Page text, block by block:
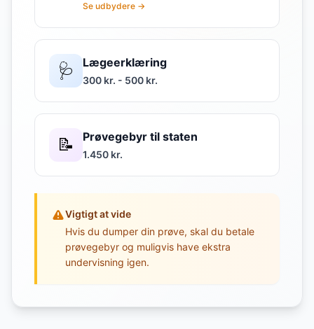
Se udbydere →
🩺 Lægeerklæring
300 kr. - 500 kr.
📝 Prøvegebyr til staten
1.450 kr.
Vigtigt at vide
Hvis du dumper din prøve, skal du betale
prøvegebyr og muligvis have ekstra
undervisning igen.